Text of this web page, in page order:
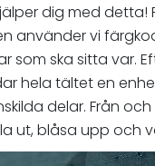
dig med detta!
använder vi
som ska sitta var.
hela tältet en
delar. Från
ut, blåsa upp och